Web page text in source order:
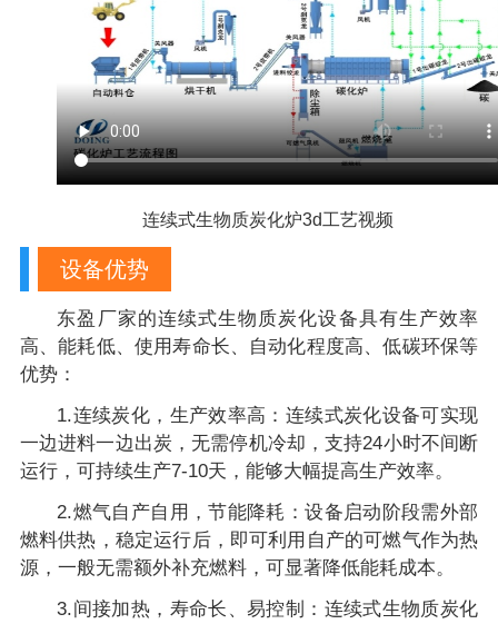
连续式生物质炭化炉3d工艺视频
设备优势
东盈厂家的连续式生物质炭化设备具有生产效率
高、能耗低、使用寿命长、自动化程度高、低碳环保等
优势：
1.连续炭化，生产效率高：连续式炭化设备可实现
一边进料一边出炭，无需停机冷却，支持24小时不间断
运行，可持续生产7-10天，能够大幅提高生产效率。
2.燃气自产自用，节能降耗：设备启动阶段需外部
燃料供热，稳定运行后，即可利用自产的可燃气作为热
源，一般无需额外补充燃料，可显著降低能耗成本。
3.间接加热，寿命长、易控制：连续式生物质炭化